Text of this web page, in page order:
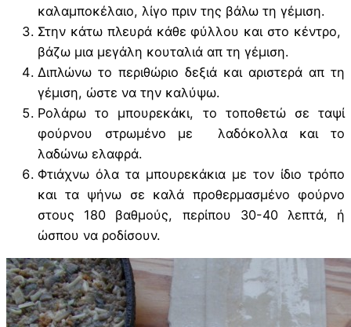
καλαμποκέλαιο, λίγο πριν της βάλω τη γέμιση.
Στην κάτω πλευρά κάθε φύλλου και στο κέντρο,
βάζω μια μεγάλη κουταλιά απ τη γέμιση.
Διπλώνω το περιθώριο δεξιά και αριστερά απ τη
γέμιση, ώστε να την καλύψω.
Ρολάρω το μπουρεκάκι, το τοποθετώ σε ταψί
φούρνου στρωμένο με λαδόκολλα και το
λαδώνω ελαφρά.
Φτιάχνω όλα τα μπουρεκάκια με τον ίδιο τρόπο
και τα ψήνω σε καλά προθερμασμένο φούρνο
στους 180 βαθμούς, περίπου 30-40 λεπτά, ή
ώσπου να ροδίσουν.